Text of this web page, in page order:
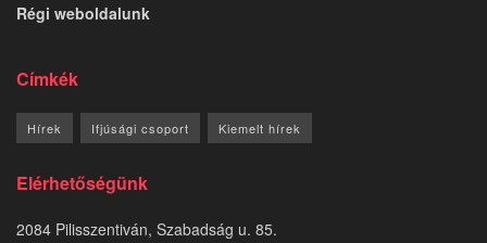
Régi weboldalunk
Címkék
Hírek Ifjúsági csoport Kiemelt hírek
Elérhetőségünk
2084 Pilisszentiván, Szabadság u. 85.